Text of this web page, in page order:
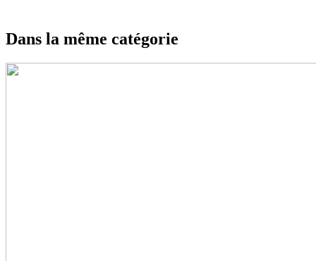
Dans la même catégorie